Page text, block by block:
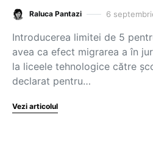
Raluca Pantazi 6
Introducerea limitei de 5
avea ca efect migrarea a în
la liceele tehnologice către
declarat pentru…
Vezi articolul